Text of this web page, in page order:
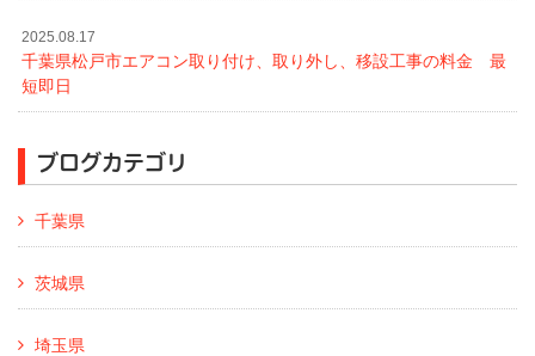
2025.08.17
千葉県松戸市エアコン取り付け、取り外し、移設工事の料金 最
短即日
ブログカテゴリ
千葉県
茨城県
埼玉県